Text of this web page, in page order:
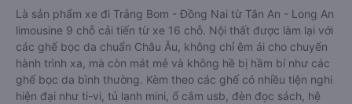
Là sản phẩm xe đi Trảng Bom - Đồng Nai từ Tân An - Long An
limousine 9 chỗ cải tiến từ xe 16 chỗ. Nội thất được làm lại với
các ghế bọc da chuẩn Châu Âu, không chỉ êm ái cho chuyến
hành trình xa, mà còn mát mẻ và không hề bị hầm bí như các
ghế bọc da bình thường. Kèm theo các ghế có nhiều tiện nghi
hiện đại như ti-vi, tủ lạnh mini, ổ cắm usb, đèn đọc sách, hệ